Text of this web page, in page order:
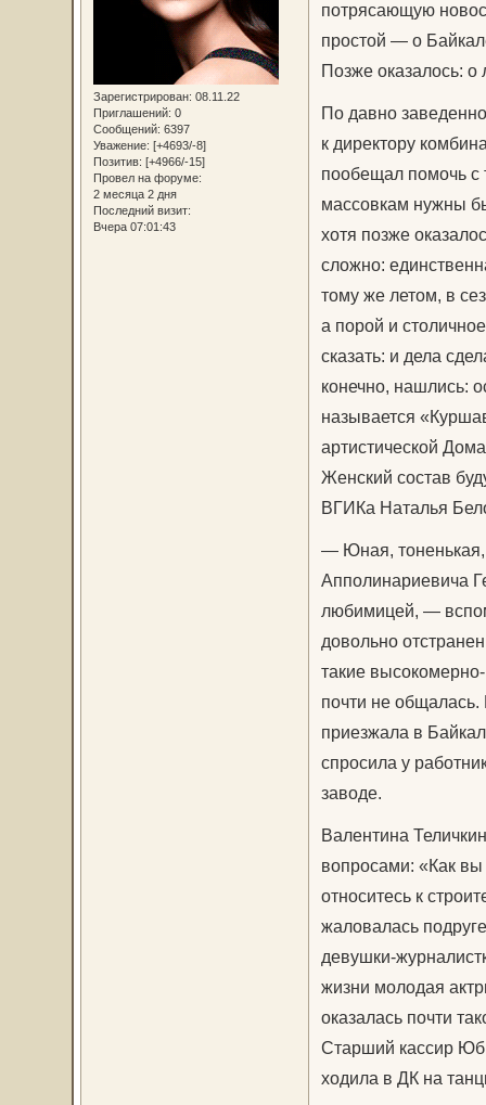
Зарегистрирован: 08.11.22
Приглашений: 0
Сообщений: 6397
Уважение: [+4693/-8]
Позитив: [+4966/-15]
Провел на форуме:
2 месяца 2 дня
Последний визит:
Вчера 07:01:43
потрясающую
простой — о
Позже оказалось: о
По давно
к директору
пообещал помочь
массовкам нужны
хотя позже
сложно:
тому же летом, в
а порой и
сказать: и дела
конечно, нашлись:
называется
артистической
Женский состав
ВГИКа Наталья
— Юная, тоненькая,
Апполинариевича
любимицей, —
довольно
такие
почти не общалась.
приезжала в
спросила у
заводе.
Валентина
вопросами: «Как
относитесь к
жаловалась
девушки-
жизни молодая
оказалась почти
Старший кассир
ходила в ДК на